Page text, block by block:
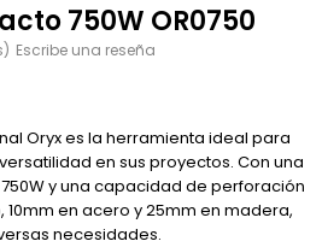
750W OR0750
Escribe una reseña
Oryx es la herramienta ideal para
en sus proyectos. Con una
y una capacidad de perforación
en acero y 25mm en madera,
necesidades.